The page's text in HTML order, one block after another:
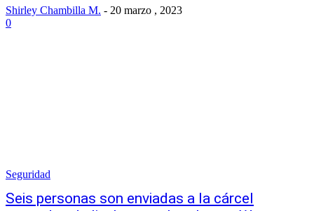
Shirley Chambilla M. - 20 marzo , 2023
0
Seguridad
Seis personas son enviadas a la cárcel